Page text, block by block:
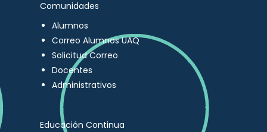
Comunidades
Alumnos
Correo Alumnos UAQ
Solicitud Correo
Docentes
Administrativos
Educación Continua